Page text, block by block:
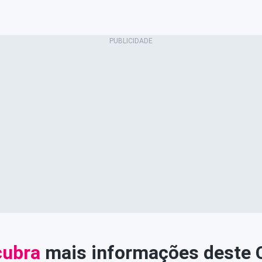
mais informações deste